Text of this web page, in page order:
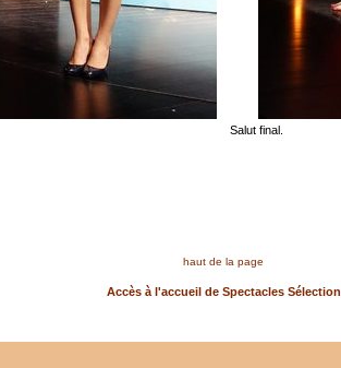
Salut final.
haut de la page
Accès à l'accueil de Spectacles Sélection